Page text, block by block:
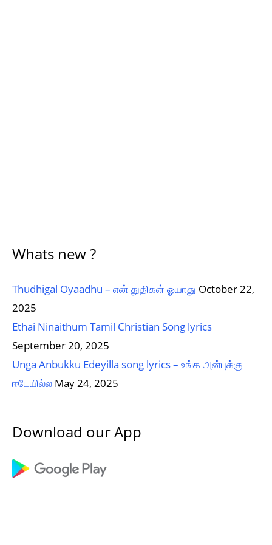
Whats new ?
Thudhigal Oyaadhu – என் துதிகள் ஓயாது October 22,
2025
Ethai Ninaithum Tamil Christian Song lyrics
September 20, 2025
Unga Anbukku Edeyilla song lyrics – உங்க அன்புக்கு
ஈடேயில்ல May 24, 2025
Download our App